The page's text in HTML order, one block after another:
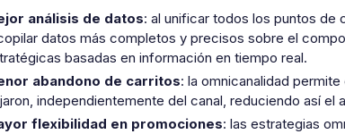
análisis de datos: al unificar todos los puntos de
datos más completos y precisos sobre el
basadas en información en tiempo real.
abandono de carritos: la omnicanalidad
independientemente del canal, reduciendo así
flexibilidad en promociones: las estrategias